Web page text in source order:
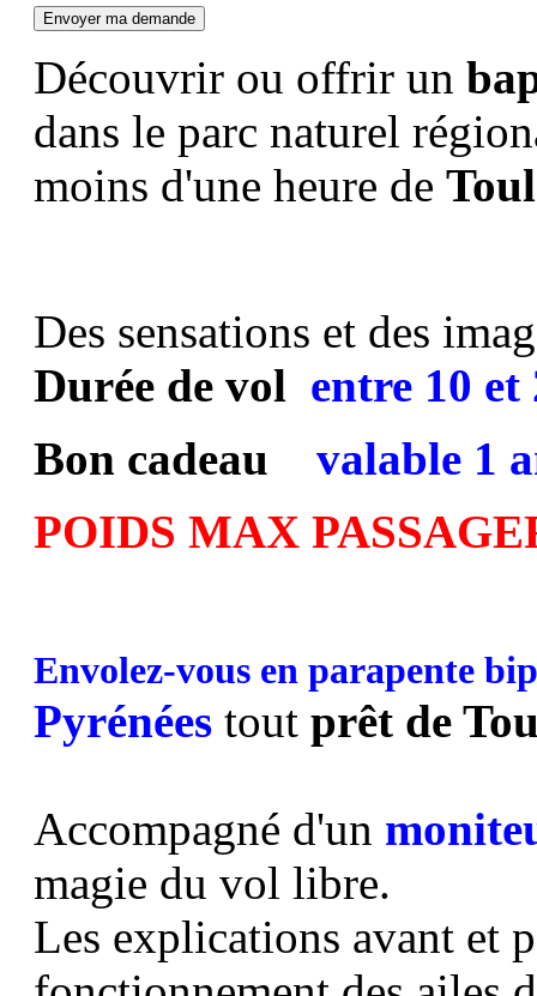
Découvrir ou offrir un
dans le parc naturel
moins d'une heure de
Des sensations et des
Durée de vol entre 10 et
Bon cadeau valable 1
POIDS MAX
Envolez-vous en parapente
Pyrénées tout prêt de
Accompagné d'un
magie du vol libre.
Les explications avant et